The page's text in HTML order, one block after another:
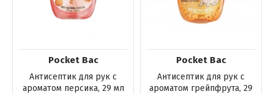
Pocket Bac
Антисептик для рук с
ароматом персика, 29 мл
Pocket Bac
Антисептик для рук с
ароматом грейпфрута, 29